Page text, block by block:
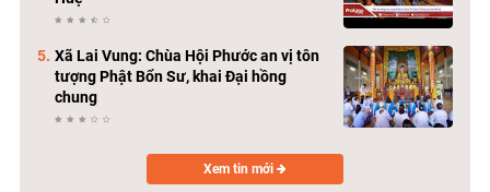
Xã Lai Vung: Chùa Hội Phước an vị tôn
tượng Phật Bổn Sư, khai Đại hồng
chung
Xem tin mới